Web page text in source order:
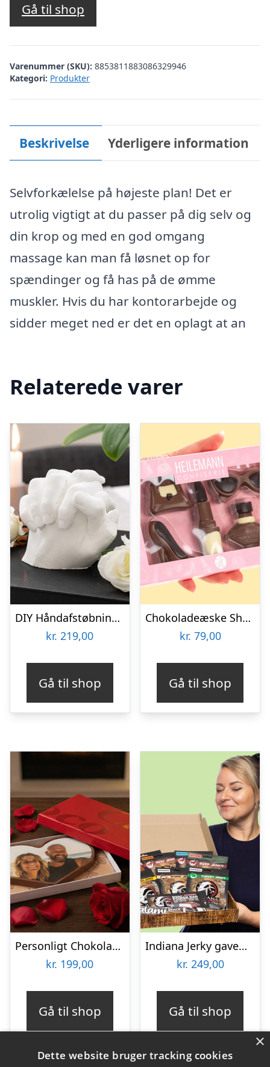
Gå til shop
Varenummer (SKU): 8853811883086329946
Kategori: Produkter
Beskrivelse Yderligere information
Selvforkælelse på højeste plan! Det er
utrolig vigtigt at du passer på dig selv og
din krop og med en god omgang
massage kan man få løsnet op for
spændinger og få has på de ømme
muskler. Hvis du har kontorarbejde og
sidder meget ned er det en oplagt at an
Relaterede varer
DIY Håndafstøbningskit – Spralla
kr. 219,00
Gå til shop
Chokoladeæske Shopping
kr. 79,00
Gå til shop
Personligt Chokoladehjerte med eget foto
kr. 199,00
Gå til shop
Indiana Jerky gaveæske
kr. 249,00
Gå til shop
×
Dette website bruger tracking cookies